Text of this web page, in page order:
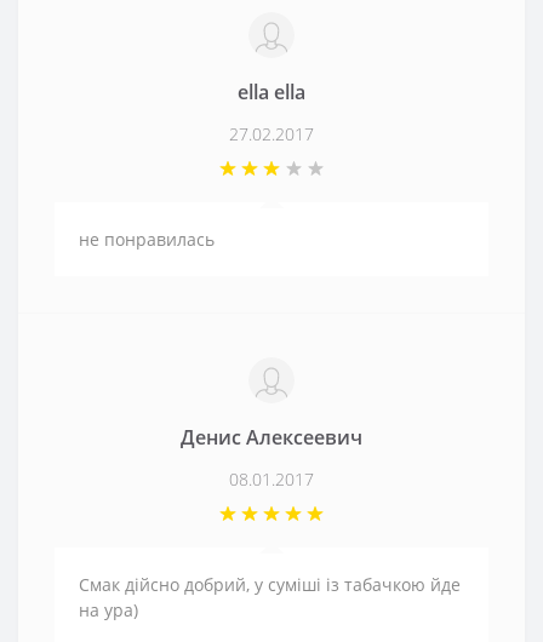
ella ella
27.02.2017
не понравилась
Денис Алексеевич
08.01.2017
Смак дійсно добрий, у суміші із табачкою йде
на ура)